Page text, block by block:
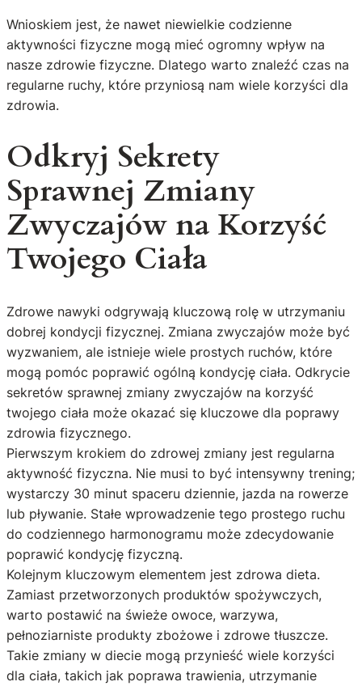
Wnioskiem jest, że nawet niewielkie codzienne
aktywności fizyczne mogą mieć ogromny wpływ na
nasze zdrowie fizyczne. Dlatego warto znaleźć czas na
regularne ruchy, które przyniosą nam wiele korzyści dla
zdrowia.
Odkryj Sekrety
Sprawnej Zmiany
Zwyczajów na Korzyść
Twojego Ciała
Zdrowe nawyki odgrywają kluczową rolę w utrzymaniu
dobrej kondycji fizycznej. Zmiana zwyczajów może być
wyzwaniem, ale istnieje wiele prostych ruchów, które
mogą pomóc poprawić ogólną kondycję ciała. Odkrycie
sekretów sprawnej zmiany zwyczajów na korzyść
twojego ciała może okazać się kluczowe dla poprawy
zdrowia fizycznego.
Pierwszym krokiem do zdrowej zmiany jest regularna
aktywność fizyczna. Nie musi to być intensywny trening;
wystarczy 30 minut spaceru dziennie, jazda na rowerze
lub pływanie. Stałe wprowadzenie tego prostego ruchu
do codziennego harmonogramu może zdecydowanie
poprawić kondycję fizyczną.
Kolejnym kluczowym elementem jest zdrowa dieta.
Zamiast przetworzonych produktów spożywczych,
warto postawić na świeże owoce, warzywa,
pełnoziarniste produkty zbożowe i zdrowe tłuszcze.
Takie zmiany w diecie mogą przynieść wiele korzyści
dla ciała, takich jak poprawa trawienia, utrzymanie